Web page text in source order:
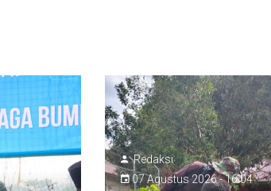
Redaksi
07 Agustus 2026 - 16:04